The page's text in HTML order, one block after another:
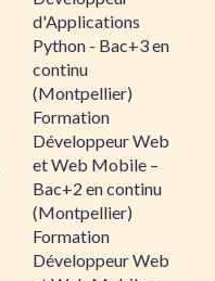
d'Applications
Python - Bac+3 en
continu
(Montpellier)
Formation
Développeur Web
et Web Mobile –
Bac+2 en continu
(Montpellier)
Formation
Développeur Web